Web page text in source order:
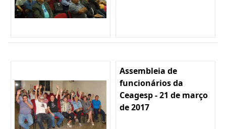
Assembleia de
funcionários da
Ceagesp - 21 de março
de 2017